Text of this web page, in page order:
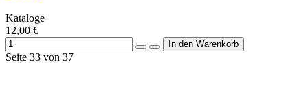
Kataloge
12,00 €
Seite 33 von 37